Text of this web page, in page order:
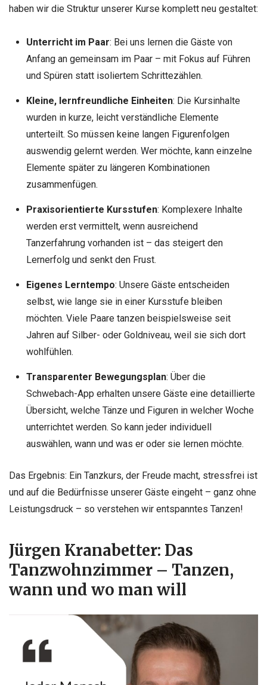
haben wir die Struktur unserer Kurse komplett neu gestaltet:
Unterricht im Paar: Bei uns lernen die Gäste von
Anfang an gemeinsam im Paar – mit Fokus auf Führen
und Spüren statt isoliertem Schrittezählen.
Kleine, lernfreundliche Einheiten: Die Kursinhalte
wurden in kurze, leicht verständliche Elemente
unterteilt. So müssen keine langen Figurenfolgen
auswendig gelernt werden. Wer möchte, kann einzelne
Elemente später zu längeren Kombinationen
zusammenfügen.
Praxisorientierte Kursstufen: Komplexere Inhalte
werden erst vermittelt, wenn ausreichend
Tanzerfahrung vorhanden ist – das steigert den
Lernerfolg und senkt den Frust.
Eigenes Lerntempo: Unsere Gäste entscheiden
selbst, wie lange sie in einer Kursstufe bleiben
möchten. Viele Paare tanzen beispielsweise seit
Jahren auf Silber- oder Goldniveau, weil sie sich dort
wohlfühlen.
Transparenter Bewegungsplan: Über die
Schwebach-App erhalten unsere Gäste eine detaillierte
Übersicht, welche Tänze und Figuren in welcher Woche
unterrichtet werden. So kann jeder individuell
auswählen, wann und was er oder sie lernen möchte.
Das Ergebnis: Ein Tanzkurs, der Freude macht, stressfrei ist
und auf die Bedürfnisse unserer Gäste eingeht – ganz ohne
Leistungsdruck – so verstehen wir entspanntes Tanzen!
Jürgen Kranabetter: Das
Tanzwohnzimmer – Tanzen,
wann und wo man will